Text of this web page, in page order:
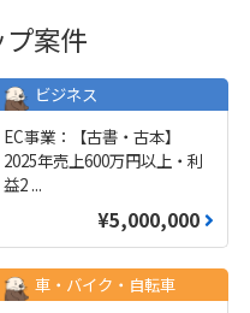
プ案件
ビジネス
EC事業：【古書・古本】
2025年売上600万円以上・利
益2 ...
¥5,000,000
車・バイク・自転車